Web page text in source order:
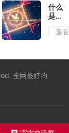
解析
您的
纳税
义务
南
什么
是
Upbit
加密
所？
程
查看
全网最好的